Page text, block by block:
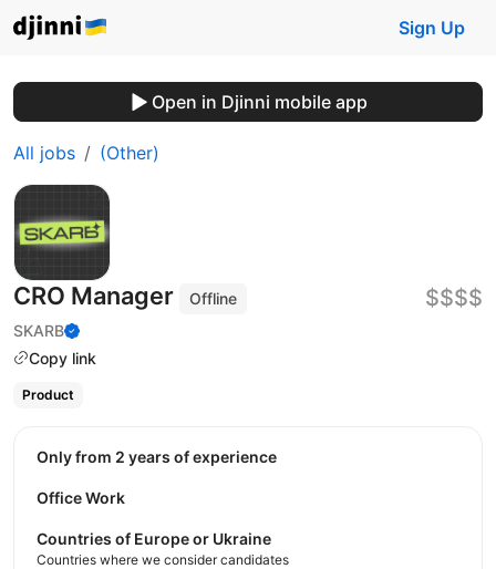
Sign Up
Open in Djinni mobile app
All jobs (Other)
CRO Manager
Offline
SKARB
Copy link
$$$$
Product
Only from 2 years of experience
Office Work
Countries of Europe or Ukraine
Countries where we consider candidates